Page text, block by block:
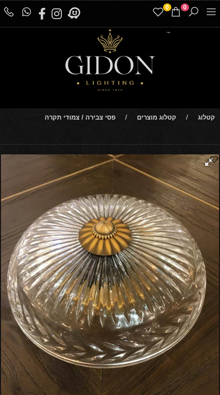
0
0
קטלוג / קטלוג מוצרים / פסי צבירה / צמודי תקרה